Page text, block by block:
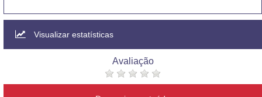
Visualizar estatísticas
Avaliação